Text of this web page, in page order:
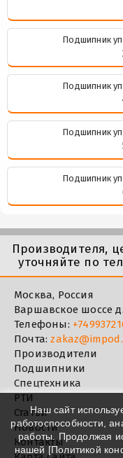
Подшипник
Подшипник
Подшипник
Подшипник
Производителя,
уточняйте по
Москва, Россия
Варшавское шоссе д.
Телефоны:
Почта:
Производители
Подшипники
Спецтехника
РТИ
Статьи
Новости
Контакты
Наш сайт
работоспособности,
работы. Продолжая
нашей [Политикой